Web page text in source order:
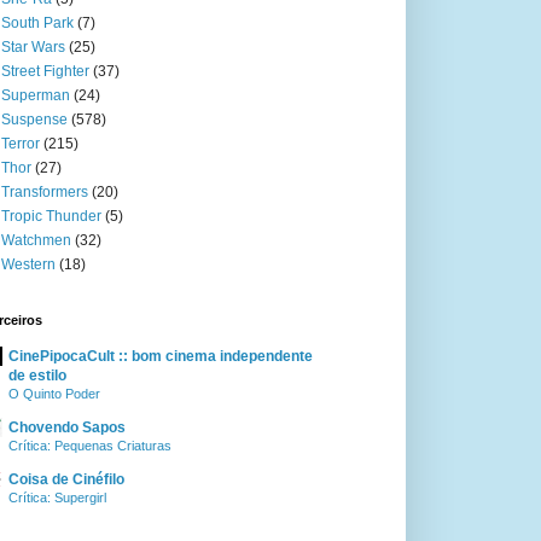
South Park (7)
Star Wars (25)
Street Fighter (37)
Superman (24)
Suspense (578)
Terror (215)
Thor (27)
Transformers (20)
Tropic Thunder (5)
Watchmen (32)
Western (18)
CinePipocaCult :: bom cinema independente
de estilo
O Quinto Poder
Chovendo Sapos
Crítica: Pequenas Criaturas
Coisa de Cinéfilo
Crítica: Supergirl